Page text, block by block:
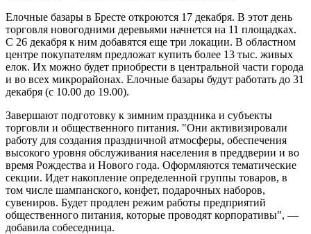
Елочные базары в Бресте откроются 17 декабря. В этот день
торговля новогодними деревьями начнется на 11 площадках.
С 26 декабря к ним добавятся еще три локации. В областном
центре покупателям предложат купить более 13 тыс. живых
елок. Их можно будет приобрести в центральной части города
и во всех микрорайонах. Елочные базары будут работать до 31
декабря (с 10.00 до 19.00).
Завершают подготовку к зимним праздника и субъекты
торговли и общественного питания. "Они активизировали
работу для создания праздничной атмосферы, обеспечения
высокого уровня обслуживания населения в преддверии и во
время Рождества и Нового года. Оформляются тематические
секции. Идет накопление определенной группы товаров, в
том числе шампанского, конфет, подарочных наборов,
сувениров. Будет продлен режим работы предприятий
общественного питания, которые проводят корпоративы", —
добавила собеседница.